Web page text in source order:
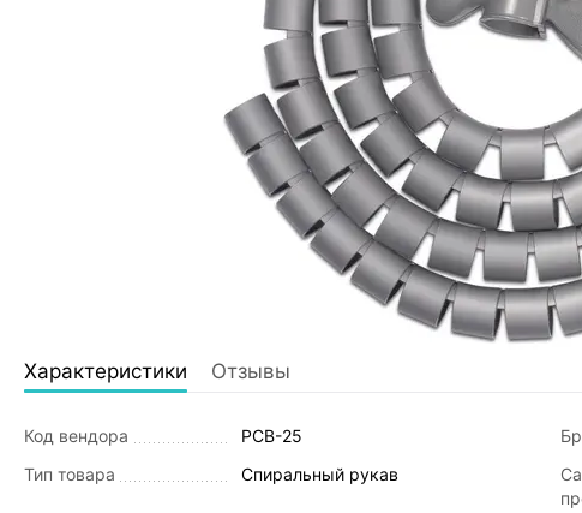
Характеристики Отзывы
Код вендора
PCB-25
Тип товара
Спиральный рукав